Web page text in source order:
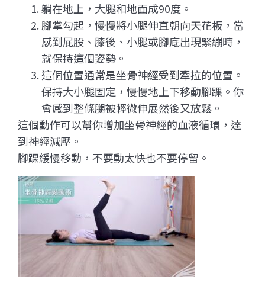
躺在地上，大腿和地面成90度。
腳掌勾起，慢慢將小腿伸直朝向天花板，當
感到屁股、膝後、小腿或腳底出現緊繃時，
就保持這個姿勢。
這個位置通常是坐骨神經受到牽拉的位置。
保持大小腿固定，慢慢地上下移動腳踝。你
會感到整條腿被輕微伸展然後又放鬆。
這個動作可以幫你增加坐骨神經的血液循環，達
到神經減壓。
腳踝緩慢移動，不要動太快也不要停留。